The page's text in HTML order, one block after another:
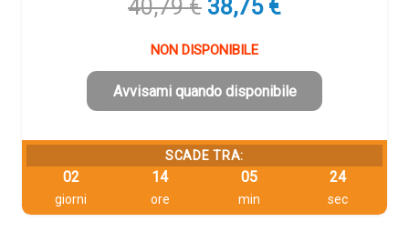
40,79€ Il
originale
era:
40,79 €.
38,75 €Il
è:
38,75 €.
NON DISPONIBILE
Avvisami quando disponibile
SCADE TRA:
02
giorni
14
ore
05
min
23
sec